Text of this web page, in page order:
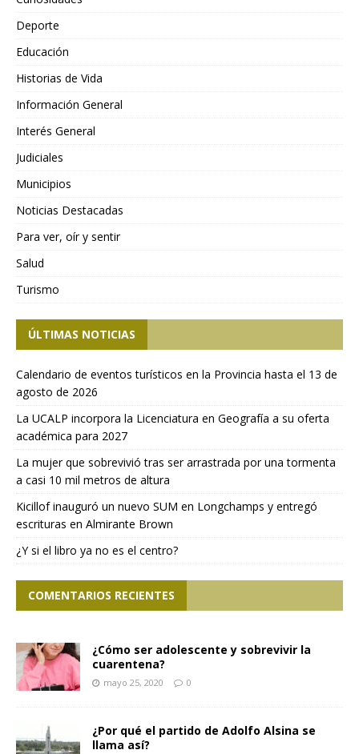
Deporte
Educación
Historias de Vida
Información General
Interés General
Judiciales
Municipios
Noticias Destacadas
Para ver, oír y sentir
Salud
Turismo
ÚLTIMAS NOTICIAS
Calendario de eventos turísticos en la Provincia hasta el 13 de
agosto de 2026
La UCALP incorpora la Licenciatura en Geografía a su oferta
académica para 2027
La mujer que sobrevivió tras ser arrastrada por una tormenta
a casi 10 mil metros de altura
Kicillof inauguró un nuevo SUM en Longchamps y entregó
escrituras en Almirante Brown
¿Y si el libro ya no es el centro?
COMENTARIOS RECIENTES
¿Cómo ser adolescente y sobrevivir la
cuarentena?
mayo 25, 2020 0
¿Por qué el partido de Adolfo Alsina se
llama así?